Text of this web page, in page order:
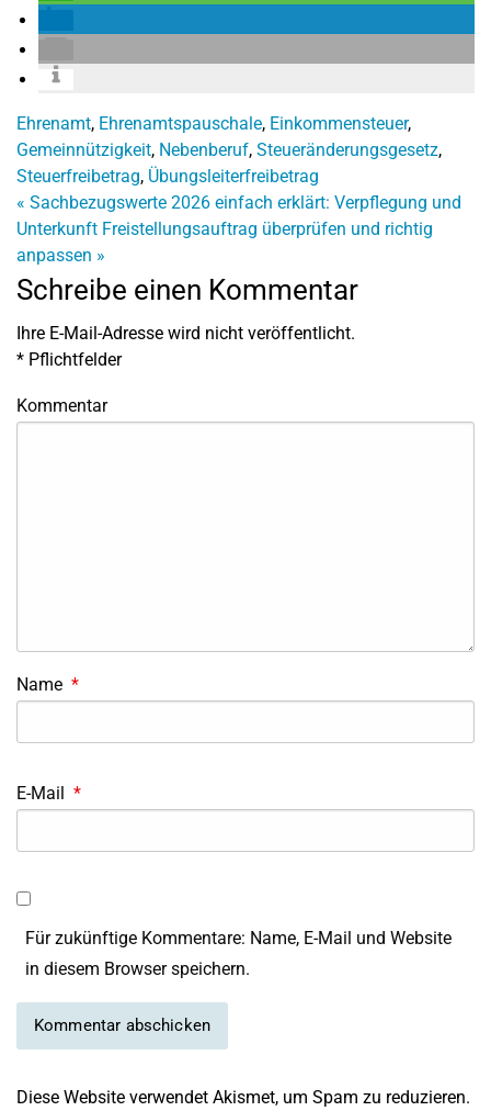
Ehrenamt, Ehrenamtspauschale, Einkommensteuer,
Gemeinnützigkeit, Nebenberuf, Steueränderungsgesetz,
Steuerfreibetrag, Übungsleiterfreibetrag
« Sachbezugswerte 2026 einfach erklärt: Verpflegung und
Unterkunft Freistellungsauftrag überprüfen und richtig
anpassen »
Schreibe einen Kommentar
Ihre E-Mail-Adresse wird nicht veröffentlicht.
* Pflichtfelder
Kommentar
Name *
E-Mail *
Für zukünftige Kommentare: Name, E-Mail und Website
in diesem Browser speichern.
Diese Website verwendet Akismet, um Spam zu reduzieren.